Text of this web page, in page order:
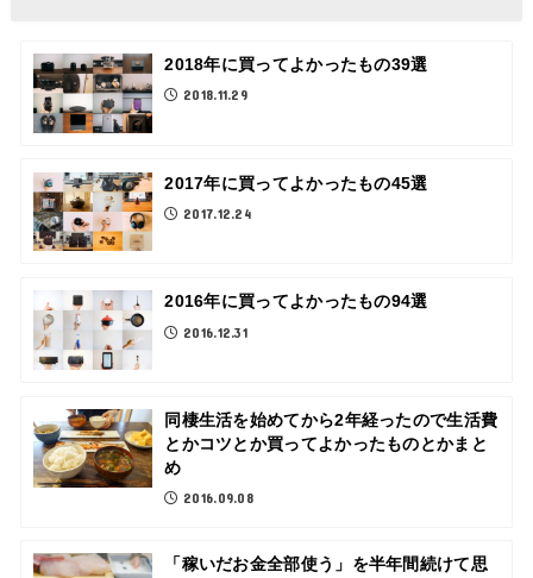
2018年に買ってよかったもの39選
2018.11.29
2017年に買ってよかったもの45選
2017.12.24
2016年に買ってよかったもの94選
2016.12.31
同棲生活を始めてから2年経ったので生活費
とかコツとか買ってよかったものとかまと
め
2016.09.08
「稼いだお金全部使う」を半年間続けて思